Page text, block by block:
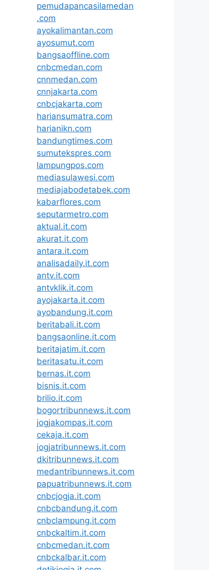
pemudapancasilamedan
.com
ayokalimantan.com
ayosumut.com
bangsaoffline.com
cnbcmedan.com
cnnmedan.com
cnnjakarta.com
cnbcjakarta.com
hariansumatra.com
harianikn.com
bandungtimes.com
sumutekspres.com
lampungpos.com
mediasulawesi.com
mediajabodetabek.com
kabarflores.com
seputarmetro.com
aktual.it.com
akurat.it.com
antara.it.com
analisadaily.it.com
antv.it.com
antvklik.it.com
ayojakarta.it.com
ayobandung.it.com
beritabali.it.com
bangsaonline.it.com
beritajatim.it.com
beritasatu.it.com
bernas.it.com
bisnis.it.com
brilio.it.com
bogortribunnews.it.com
jogjakompas.it.com
cekaja.it.com
jogjatribunnews.it.com
dkitribunnews.it.com
medantribunnews.it.com
papuatribunnews.it.com
cnbcjogja.it.com
cnbcbandung.it.com
cnbclampung.it.com
cnbckaltim.it.com
cnbcmedan.it.com
cnbckalbar.it.com